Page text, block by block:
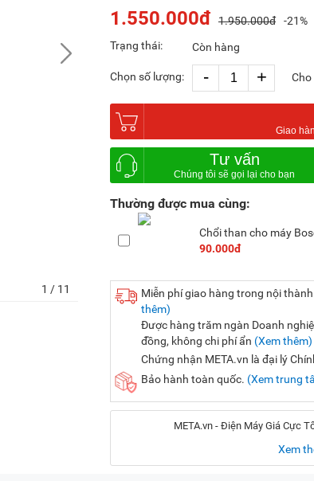
1 / 11
1.550.000đ 1.950.000đ -21%
Trạng thái:
Còn hàng
Chọn số lượng: - + Cho
Tư vấn
Thường được mua cùng:
Chổi than cho máy
90.000đ
Miễn phí giao hàng trong nội
thêm)
Được hàng trăm ngàn Doanh
đồng, không chi phí ẩn (Xem thêm)
Chứng nhận META.vn là đại lý
Bảo hành toàn quốc. (Xem trung
META.vn - Điện Máy Giá Cực
Xem
Địa chỉ: